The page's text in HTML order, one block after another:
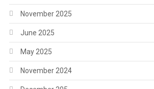
November 2025
June 2025
May 2025
November 2024